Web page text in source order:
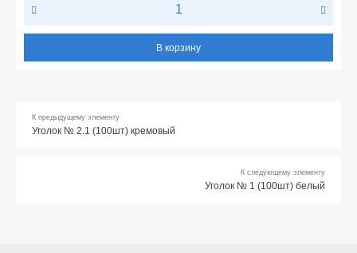
В корзину
К предыдущему элементу
Уголок № 2.1 (100шт) кремовый
К следующему элементу
Уголок № 1 (100шт) белый